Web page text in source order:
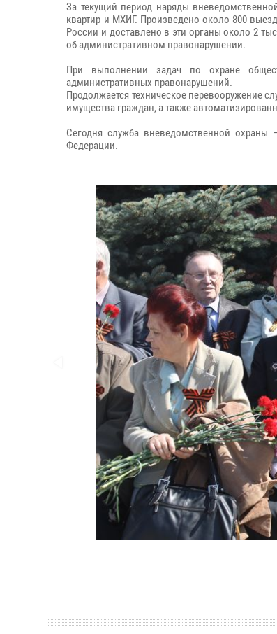
За текущий период наряды
квартир и МХИГ. Произведено около 800
России и доставлено в эти органы около 2
об административном правонарушении.
При выполнении задач по охране
административных правонарушений.
Продолжается техническое перевооружение
имущества граждан, а также
Сегодня служба вневедомственной
Федерации.